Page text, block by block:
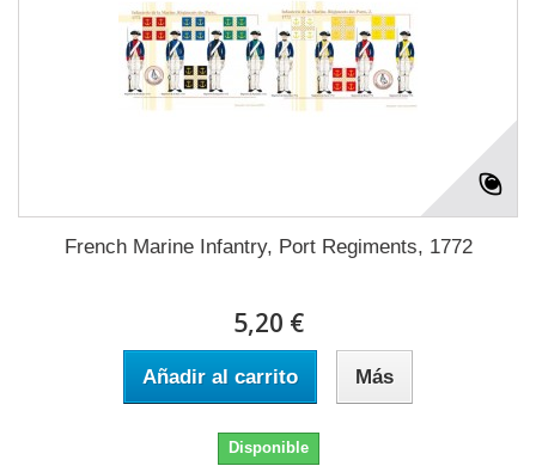
French Marine Infantry, Port Regiments, 1772
5,20 €
Añadir al carrito Más
Disponible